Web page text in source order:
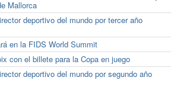
Mallorca
deportivo del mundo por tercer año
en la FIDS World Summit
con el billete para la Copa en juego
deportivo del mundo por segundo año